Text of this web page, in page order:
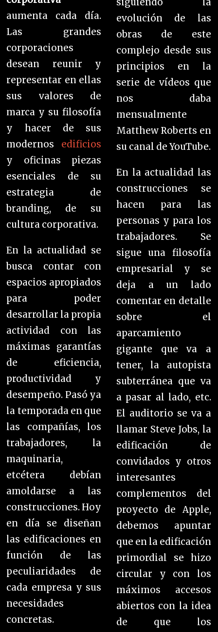
aumenta cada día.
Las grandes
corporaciones
desean reunir y
representar en ellas
sus valores de
marca y su filosofía
y hacer de sus
modernos edificios
y oficinas piezas
esenciales de su
estrategia de
branding, de su
cultura corporativa.
En la actualidad se
busca contar con
espacios apropiados
para poder
desarrollar la propia
actividad con las
máximas garantías
de eficiencia,
productividad y
desempeño. Pasó ya
la temporada en que
las compañías, los
trabajadores, la
maquinaria,
etcétera debían
amoldarse a las
construcciones. Hoy
en día se diseñan
las edificaciones en
función de las
peculiaridades de
cada empresa y sus
necesidades
concretas.
evolución de las
obras de este
complejo desde sus
principios en la
serie de vídeos que
nos daba
mensualmente
Matthew Roberts en
su canal de YouTube.
En la actualidad las
construcciones se
hacen para las
personas y para los
trabajadores. Se
sigue una filosofía
empresarial y se
deja a un lado
comentar en detalle
sobre el
aparcamiento
gigante que va a
tener, la autopista
subterránea que va
a pasar al lado, etc.
El auditorio se va a
llamar Steve Jobs, la
edificación de
convidados y otros
interesantes
complementos del
proyecto de Apple,
debemos apuntar
que en la edificación
primordial se hizo
circular y con los
máximos accesos
abiertos con la idea
de que los